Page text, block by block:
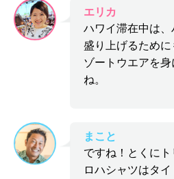
エリカ
ハワイ滞在中は
盛り上げるため
ゾートウエアを
ね。
まこと
ですね！とくに
ロハシャツはタ